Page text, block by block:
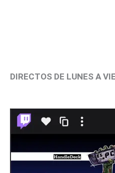
DIRECTOS DE LUNES A